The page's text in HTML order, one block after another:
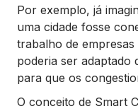
Por exemplo, já
uma cidade fosse
trabalho de
poderia ser adaptado
para que os
O conceito de Smart